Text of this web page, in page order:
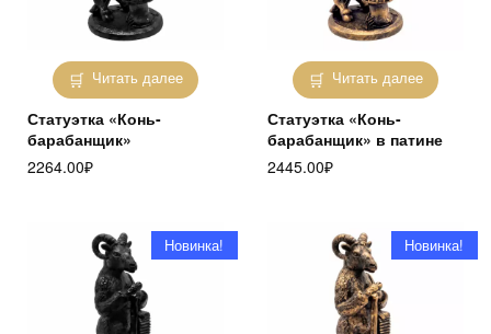
Читать далее
Статуэтка «Конь-
барабанщик»
2264.00₽
Читать далее
Статуэтка «Конь-
барабанщик» в патине
2445.00₽
Новинка! Новинка!